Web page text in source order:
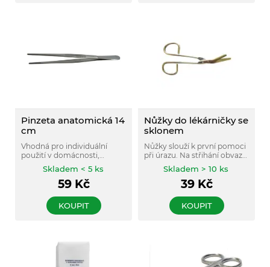
Pinzeta anatomická 14
cm
Vhodná pro individuální
použití v domácnosti,
kosmetice i pro profesionální
Skladem < 5 ks
59Kč
KOUPIT
Nůžky do lékárničky se
sklonem
Nůžky slouží k první pomoci
při úrazu. Na střihání obvazů,
obinadel, náplastí nebo i
bezpečnostního pásu v autě.
Skladem > 10 ks
39Kč
KOUPIT